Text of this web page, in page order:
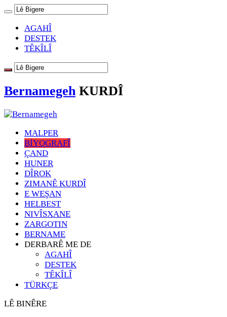
AGAHÎ
DESTEK
TÊKÎLÎ
Bernamegeh KURDÎ
MALPER
BİYOGRAFÎ
ÇAND
HUNER
DÎROK
ZIMANÊ KURDÎ
E WEŞAN
HELBEST
NIVÎSXANE
ZARGOTIN
BERNAME
DERBARÊ ME DE
AGAHÎ
DESTEK
TÊKÎLÎ
TÜRKÇE
LÊ BINÊRE